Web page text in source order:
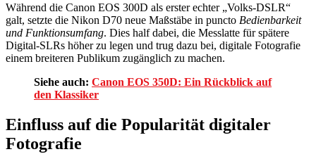
Während die Canon EOS 300D als erster echter „Volks-DSLR“
galt, setzte die Nikon D70 neue Maßstäbe in puncto Bedienbarkeit
und Funktionsumfang. Dies half dabei, die Messlatte für spätere
Digital-SLRs höher zu legen und trug dazu bei, digitale Fotografie
einem breiteren Publikum zugänglich zu machen.
Siehe auch: Canon EOS 350D: Ein Rückblick auf
den Klassiker
Einfluss auf die Popularität digitaler
Fotografie